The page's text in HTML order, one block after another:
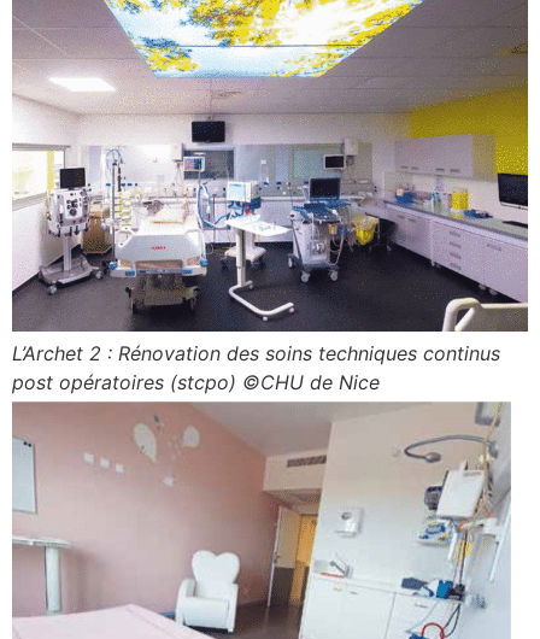
L’Archet 2 : Rénovation des soins techniques continus
post opératoires (stcpo) ©CHU de Nice